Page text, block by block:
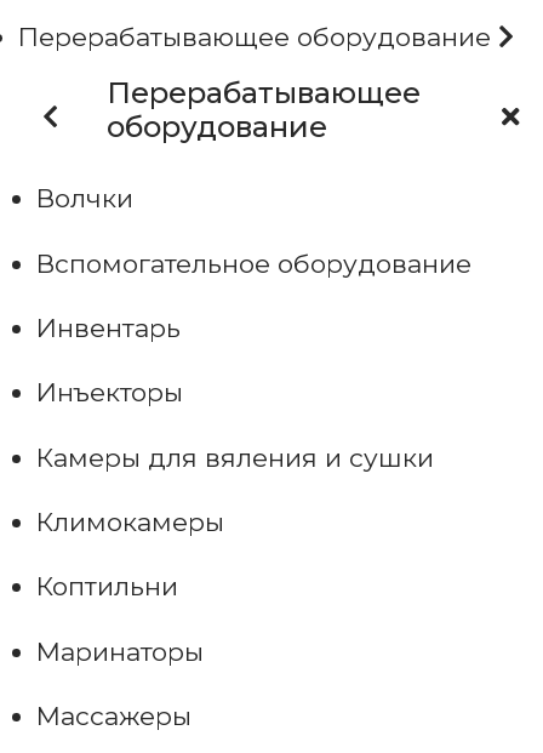
Перерабатывающее оборудование
Перерабатывающее
оборудование
Волчки
Вспомогательное оборудование
Инвентарь
Инъекторы
Камеры для вяления и сушки
Климокамеры
Коптильни
Маринаторы
Массажеры